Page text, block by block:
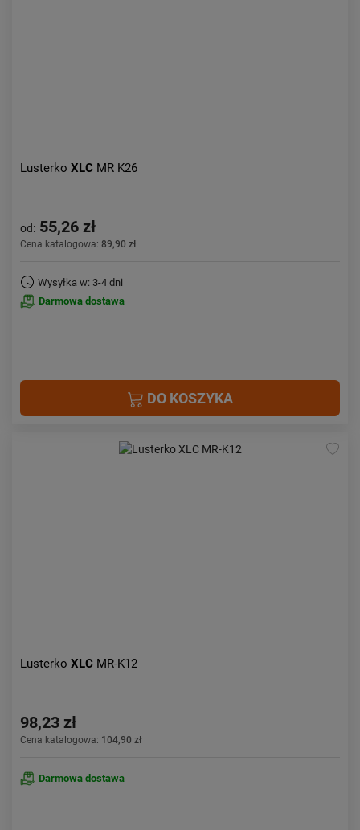
Lusterko XLC MR K26
od: 55,26 zł
Cena katalogowa: 89,90 zł
Wysyłka w: 3-4 dni
Darmowa dostawa
DO KOSZYKA
Lusterko XLC MR-K12
98,23 zł
Cena katalogowa: 104,90 zł
Darmowa dostawa